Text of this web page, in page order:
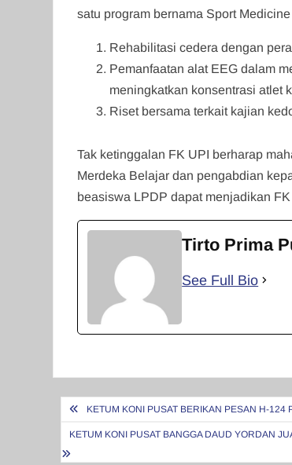
satu program bernama Sport
Rehabilitasi cedera dengan
⁠Pemanfaatan alat EEG dalam
meningkatkan konsentrasi atlet
⁠Riset bersama terkait kajian
Tak ketinggalan FK UPI berharap
Merdeka Belajar dan pengabdian
beasiswa LPDP dapat menjadikan
Tirto Prima
See Full Bio
Navigasi
pos
KETUM KONI PUSAT BERIKAN PESAN H-124
KETUM KONI PUSAT BANGGA DAUD YORDAN